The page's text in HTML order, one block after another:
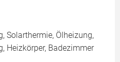
Solarthermie, Ölheizung,
Heizkörper, Badezimmer